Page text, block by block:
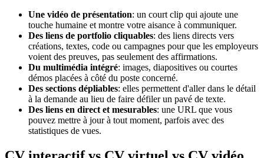
Une vidéo de présentation: un court clip qui ajoute une
touche humaine et montre votre aisance à communiquer.
Des liens de portfolio cliquables: des liens directs vers
créations, textes, code ou campagnes pour que les employeurs
voient des preuves, pas seulement des affirmations.
Du multimédia intégré: images, diapositives ou courtes
démos placées à côté du poste concerné.
Des sections dépliables: elles permettent d'aller dans le détail
à la demande au lieu de faire défiler un pavé de texte.
Des liens en direct et mesurables: une URL que vous
pouvez mettre à jour à tout moment, parfois avec des
statistiques de vues.